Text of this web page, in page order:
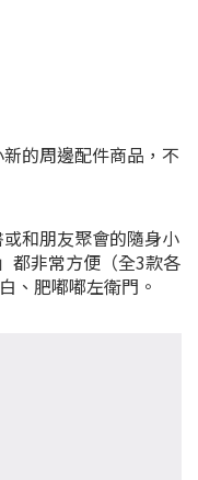
的周邊配件商品，不
和朋友聚會的隨身小
都非常方便（全3款各
、肥嘟嘟左衛門。